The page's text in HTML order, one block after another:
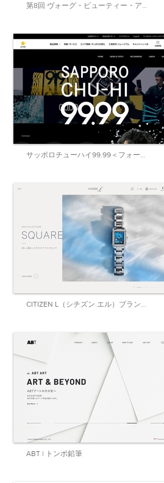
第8回 ヴォーグ・ビューティー・アワード2019 ― モードな美の祭典、VOGUE BEAUTY AWARDS 今年も開催！
サッポロチューハイ99.99＜フォーナイン＞ | サッポロビール
CITIZEN L（シチズン エル）ブランドサイト [シチズン腕時計]
ABT | トンボ鉛筆